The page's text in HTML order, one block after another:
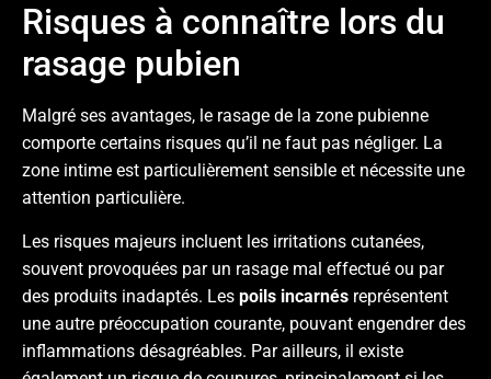
Risques à connaître lors du
rasage pubien
Malgré ses avantages, le rasage de la zone pubienne
comporte certains risques qu’il ne faut pas négliger. La
zone intime est particulièrement sensible et nécessite une
attention particulière.
Les risques majeurs incluent les irritations cutanées,
souvent provoquées par un rasage mal effectué ou par
des produits inadaptés. Les poils incarnés représentent
une autre préoccupation courante, pouvant engendrer des
inflammations désagréables. Par ailleurs, il existe